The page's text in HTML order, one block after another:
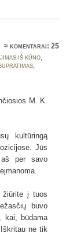
≈komentarai: 25
iš kūno,
,
M. K.
kultūringą
Jūs
per savo
žiūrite į tuos
buvo
kai, būdama
ne tik